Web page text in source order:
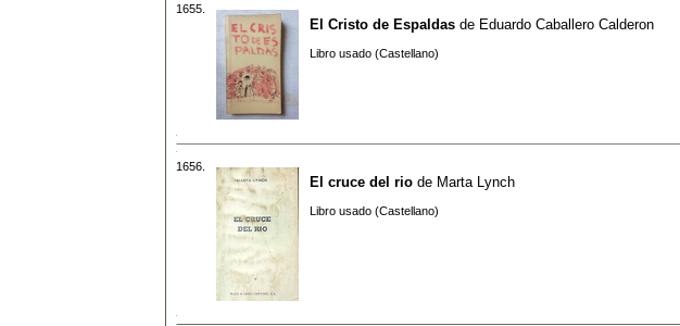
1655.
El Cristo de Espaldas de Eduardo Caballero Calderon
Libro usado (Castellano)
1656.
El cruce del rio de Marta Lynch
Libro usado (Castellano)